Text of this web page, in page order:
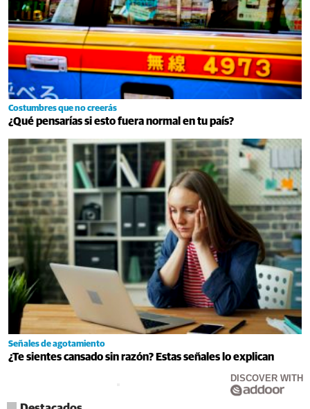
Costumbres que no creerás
¿Qué pensarías si esto fuera normal en tu país?
Señales de agotamiento
¿Te sientes cansado sin razón? Estas señales lo explican
DISCOVER WITH